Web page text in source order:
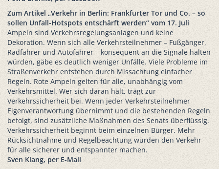
Zum Artikel „Verkehr in Berlin: Frankfurter Tor und Co. – so
sollen Unfall-Hotspots entschärft werden“ vom 17. Juli
Ampeln sind Verkehrsregelungsanlagen und keine
Dekoration. Wenn sich alle Verkehrsteilnehmer – Fußgänger,
Radfahrer und Autofahrer – konsequent an die Signale halten
würden, gäbe es deutlich weniger Unfälle. Viele Probleme im
Straßenverkehr entstehen durch Missachtung einfacher
Regeln. Rote Ampeln gelten für alle, unabhängig vom
Verkehrsmittel. Wer sich daran hält, trägt zur
Verkehrssicherheit bei. Wenn jeder Verkehrsteilnehmer
Eigenverantwortung übernimmt und die bestehenden Regeln
befolgt, sind zusätzliche Maßnahmen des Senats überflüssig.
Verkehrssicherheit beginnt beim einzelnen Bürger. Mehr
Rücksichtnahme und Regelbeachtung würden den Verkehr
für alle sicherer und entspannter machen.
Sven Klang, per E-Mail